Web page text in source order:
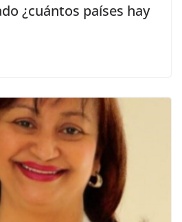
¿cuántos países hay